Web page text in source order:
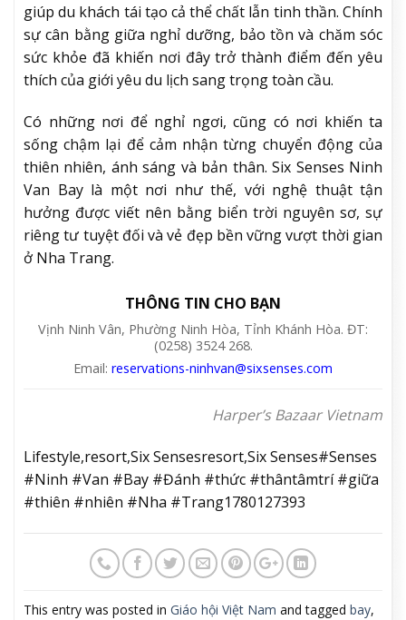
giúp du khách tái tạo cả thể chất lẫn tinh thần. Chính
sự cân bằng giữa nghỉ dưỡng, bảo tồn và chăm sóc
sức khỏe đã khiến nơi đây trở thành điểm đến yêu
thích của giới yêu du lịch sang trọng toàn cầu.
Có những nơi để nghỉ ngơi, cũng có nơi khiến ta
sống chậm lại để cảm nhận từng chuyển động của
thiên nhiên, ánh sáng và bản thân. Six Senses Ninh
Van Bay là một nơi như thế, với nghệ thuật tận
hưởng được viết nên bằng biển trời nguyên sơ, sự
riêng tư tuyệt đối và vẻ đẹp bền vững vượt thời gian
ở Nha Trang.
THÔNG TIN CHO BẠN
Vịnh Ninh Vân, Phường Ninh Hòa, Tỉnh Khánh Hòa. ĐT:
(0258) 3524 268.
Email: reservations-ninhvan@sixsenses.com
Harper’s Bazaar Vietnam
Lifestyle,resort,Six Sensesresort,Six Senses#Senses
#Ninh #Van #Bay #Đánh #thức #thântâmtrí #giữa
#thiên #nhiên #Nha #Trang1780127393
This entry was posted in Giáo hội Việt Nam and tagged bay,